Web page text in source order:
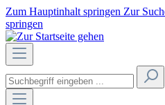
Zum Hauptinhalt springen Zur
springen